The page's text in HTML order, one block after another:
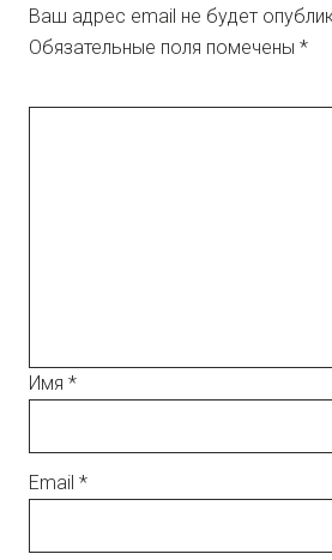
Ваш адрес email не будет
Обязательные поля помечены *
Имя *
Email *